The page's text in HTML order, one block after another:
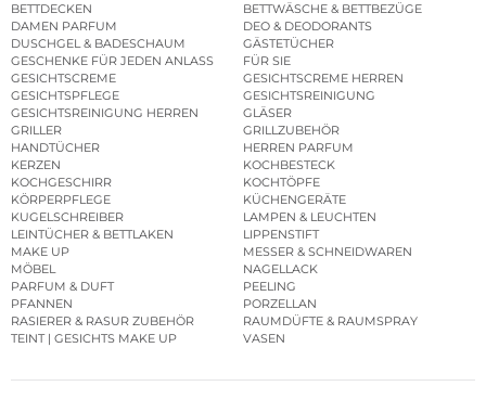
BETTDECKEN
BETTWÄSCHE & BETTBEZÜGE
DAMEN PARFUM
DEO & DEODORANTS
DUSCHGEL & BADESCHAUM
GÄSTETÜCHER
GESCHENKE FÜR JEDEN ANLASS
FÜR SIE
GESICHTSCREME
GESICHTSCREME HERREN
GESICHTSPFLEGE
GESICHTSREINIGUNG
GESICHTSREINIGUNG HERREN
GLÄSER
GRILLER
GRILLZUBEHÖR
HANDTÜCHER
HERREN PARFUM
KERZEN
KOCHBESTECK
KOCHGESCHIRR
KOCHTÖPFE
KÖRPERPFLEGE
KÜCHENGERÄTE
KUGELSCHREIBER
LAMPEN & LEUCHTEN
LEINTÜCHER & BETTLAKEN
LIPPENSTIFT
MAKE UP
MESSER & SCHNEIDWAREN
MÖBEL
NAGELLACK
PARFUM & DUFT
PEELING
PFANNEN
PORZELLAN
RASIERER & RASUR ZUBEHÖR
RAUMDÜFTE & RAUMSPRAY
TEINT | GESICHTS MAKE UP
VASEN